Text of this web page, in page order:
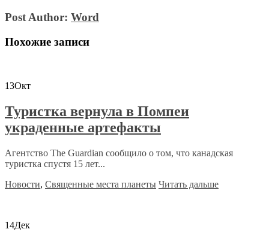
Post Author: Word
Похожие записи
13Окт
Туристка вернула в Помпеи
украденные артефакты
Агентство The Guardian сообщило о том, что канадская
туристка спустя 15 лет...
Новости, Священные места планеты Читать дальше
14Дек